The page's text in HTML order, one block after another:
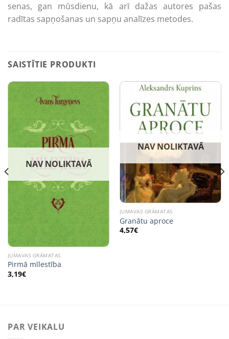
senas, gan mūsdienu, kā arī dažas autores pašas
radītas sapņošanas un sapņu analīzes metodes.
SAISTĪTIE PRODUKTI
NAV NOLIKTAVĀ
JUMAVAS GRĀMATAS
Pirmā mīlestība
3,19€
NAV NOLIKTAVĀ
JUMAVAS GRĀMATAS
Granātu aproce
4,57€
PAR VEIKALU